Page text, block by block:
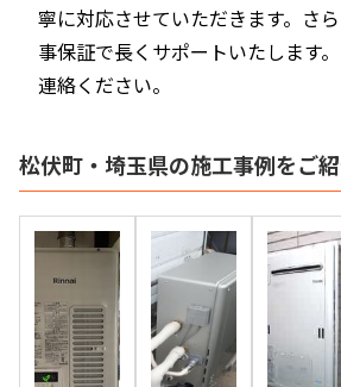
寧に対応させていただきます。さ
事保証で長くサポートいたします
連絡ください。
松伏町・埼玉県の施工事例をご紹